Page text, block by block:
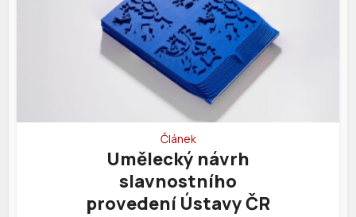
Článek
Umělecký návrh
slavnostního
provedení Ústavy ČR